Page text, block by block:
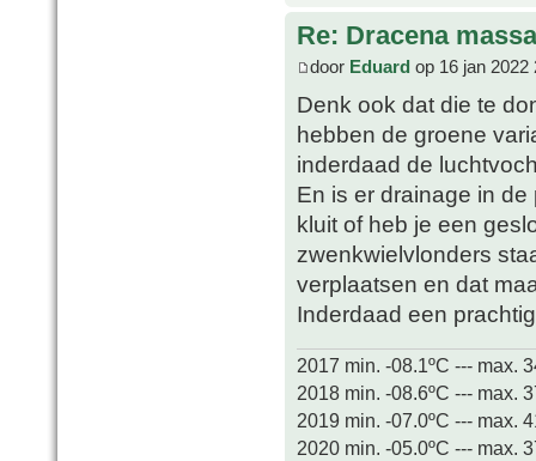
Re: Dracena
door Eduard op 16 jan 2022
Denk ook dat die te
hebben de groene
inderdaad de
En is er drainage in
kluit of heb je een
zwenkwielvlonders
verplaatsen en dat
Inderdaad een
2017 min. -08.1ºC --- max.
2018 min. -08.6ºC --- max.
2019 min. -07.0ºC --- max.
2020 min. -05.0ºC --- max.